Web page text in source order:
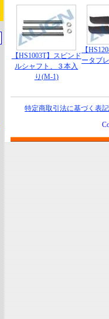
【HS1003T】スピンド
ルシャフト、３本入
り(M-1)
【
ータブ
特定商取引法に基づく表記